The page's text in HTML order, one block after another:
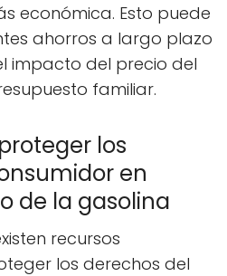
económica. Esto puede
ahorros a largo plazo
impacto del precio del
familiar.
los
en
de la gasolina
recursos
los derechos del